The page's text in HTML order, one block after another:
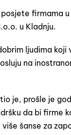
firmama
u Kladnju.
ljudima koji
na
je, prošle je
da bi firme
šanse za